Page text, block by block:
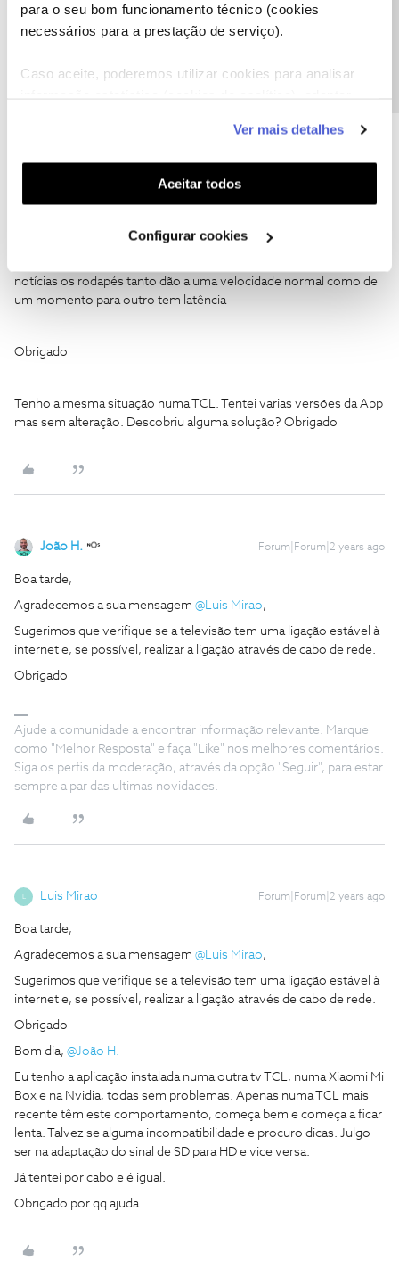
para o seu bom funcionamento técnico (cookies
necessários para a prestação de serviço).
Caso aceite, poderemos utilizar cookies para analisar
funcionalidades (cookies de personalização e
funcionalidade) e adaptar anúncios aos seus interesses
(cookies de publicidade personalizada). Pode gerir a
utilização dos cookies clicando em "Configurar
Ver mais detalhes
Aceitar todos
Configurar cookies
Falei da actualização da app da nos
futebol que tenho uma imagem de qualidade mas alguma latência
notícias os rodapés tanto dão a uma velocidade normal como de
um momento para outro tem latência
Obrigado
Tenho a mesma situação numa TCL. Tentei varias versões da App
mas sem alteração. Descobriu alguma solução? Obrigado
João H. Forum|Forum|2 years ago
Boa tarde,
Agradecemos a sua mensagem @Luis Mirao,
Sugerimos que verifique se a televisão tem uma ligação estável à
internet e, se possível, realizar a ligação através de cabo de rede.
Obrigado
Ajude a comunidade a encontrar informação relevante. Marque
como "Melhor Resposta" e faça "Like" nos melhores comentários.
Siga os perfis da moderação, através da opção "Seguir", para estar
sempre a par das ultimas novidades.
Luis Mirao Forum|Forum|2 years ago
Boa tarde,
Agradecemos a sua mensagem @Luis Mirao,
Sugerimos que verifique se a televisão tem uma ligação estável à
internet e, se possível, realizar a ligação através de cabo de rede.
Obrigado
Bom dia, @João H.
Eu tenho a aplicação instalada numa outra tv TCL, numa Xiaomi Mi
Box e na Nvidia, todas sem problemas. Apenas numa TCL mais
recente têm este comportamento, começa bem e começa a ficar
lenta. Talvez se alguma incompatibilidade e procuro dicas. Julgo
ser na adaptação do sinal de SD para HD e vice versa.
Já tentei por cabo e é igual.
Obrigado por qq ajuda